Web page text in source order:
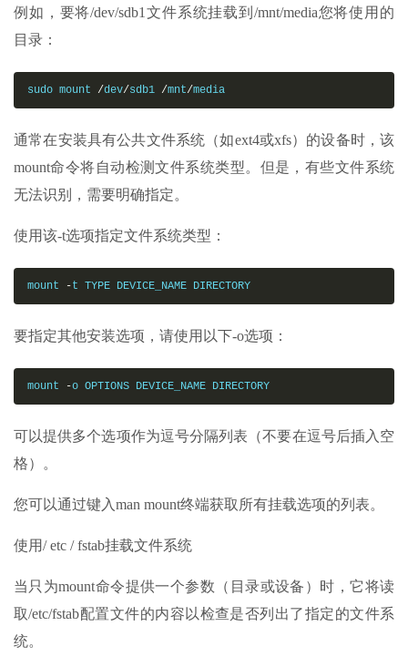
例如，要将/dev/sdb1文件系统挂载到/mnt/media您将使用的
目录：
sudo mount /dev/sdb1 /mnt/media
通常在安装具有公共文件系统（如ext4或xfs）的设备时，该
mount命令将自动检测文件系统类型。但是，有些文件系统
无法识别，需要明确指定。
使用该-t选项指定文件系统类型：
mount -t TYPE DEVICE_NAME DIRECTORY
要指定其他安装选项，请使用以下-o选项：
mount -o OPTIONS DEVICE_NAME DIRECTORY
可以提供多个选项作为逗号分隔列表（不要在逗号后插入空
格）。
您可以通过键入man mount终端获取所有挂载选项的列表。
使用/ etc / fstab挂载文件系统
当只为mount命令提供一个参数（目录或设备）时，它将读
取/etc/fstab配置文件的内容以检查是否列出了指定的文件系
统。